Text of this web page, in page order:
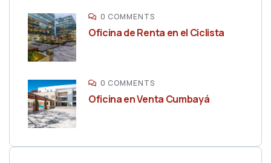
0 COMMENTS
Oficina de Renta en el Ciclista
0 COMMENTS
Oficina en Venta Cumbayá